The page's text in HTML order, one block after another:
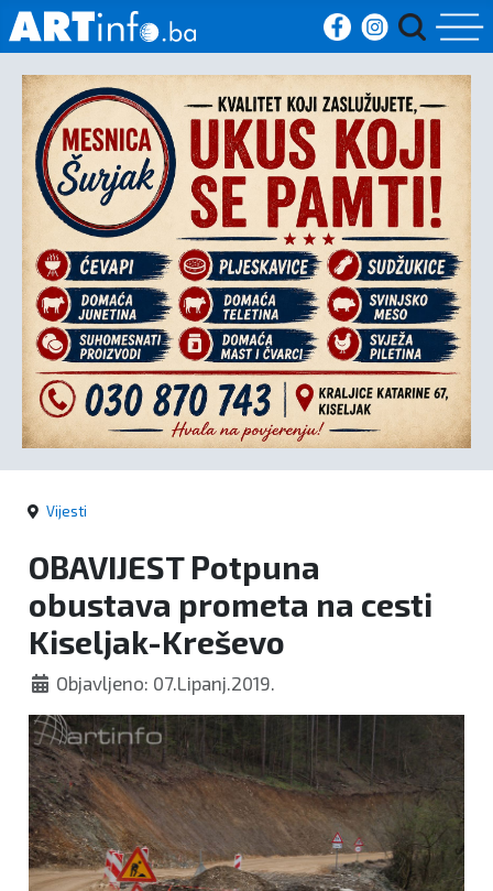
Početna
Vijesti
Sport
Kultura
Crna
kronika
Politika
Vijesti
OBAVIJEST Potpuna
obustava prometa na cesti
Kiseljak-Kreševo
Objavljeno: 07.Lipanj.2019.